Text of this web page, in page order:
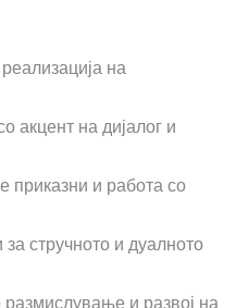
на
акцент на дијалог и
приказни и работа со
стручното и дуалното